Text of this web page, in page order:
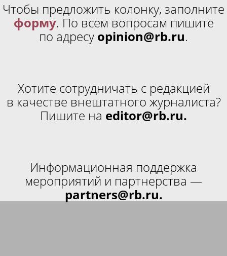
Чтобы предложить колонку, заполните
форму. По всем вопросам пишите
по адресу opinion@rb.ru.
Хотите сотрудничать с редакцией
в качестве внештатного журналиста?
Пишите на editor@rb.ru.
Информационная поддержка
мероприятий и партнерства —
partners@rb.ru.